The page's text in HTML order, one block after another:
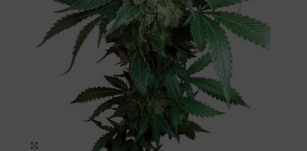
Click to enlarge